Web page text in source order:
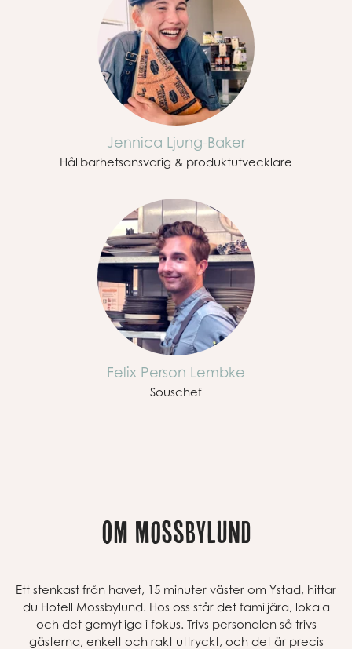
Jennica Ljung-Baker
Hållbarhetsansvarig & produktutvecklare
Felix Person Lembke
Souschef
Om Mossbylund
Ett stenkast från havet, 15 minuter väster om Ystad, hittar
du Hotell Mossbylund. Hos oss står det familjära, lokala
och det gemytliga i fokus. Trivs personalen så trivs
gästerna, enkelt och rakt uttryckt, och det är precis